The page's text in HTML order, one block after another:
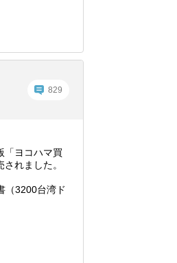
829
「ヨコハマ買
れました。
（3200台湾ド